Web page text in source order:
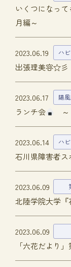
いくつになって
月編～
2023.06.19 ハ
出張理美容☆彡
2023.06.17 陽
ランチ会 ～
2023.06.14 ハ
石川県障害者
2023.06.09
北陸学院大学
2023.06.09
「六花だより